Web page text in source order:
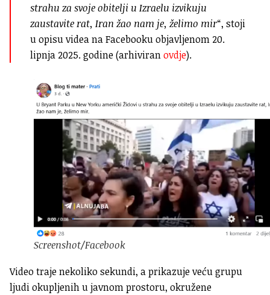
strahu za svoje obitelji u Izraelu izvikuju
zaustavite rat, Iran žao nam je, želimo mir“, stoji
u opisu videa na Facebooku objavljenom 20.
lipnja 2025. godine (arhiviranovdje).
Screenshot/Facebook
Video traje nekoliko sekundi, a prikazuje veću grupu
ljudi okupljenih u javnom prostoru, okružene